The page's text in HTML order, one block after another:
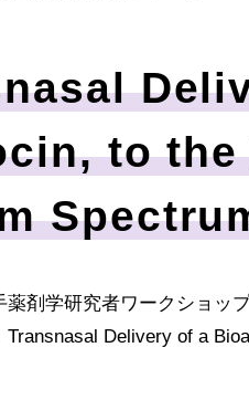
to
薬剤学研究者ワークショッ
Transnasal Delivery of a